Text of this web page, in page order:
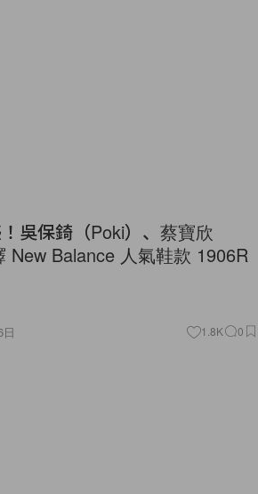
吳保錡（Poki）、蔡寶欣
New Balance 人氣鞋款 1906R
1.8K 0